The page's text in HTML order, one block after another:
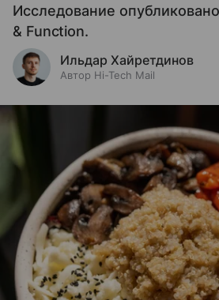
Исследование
& Function.
Ильдар Хайретдинов
Автор Hi-Tech Mail